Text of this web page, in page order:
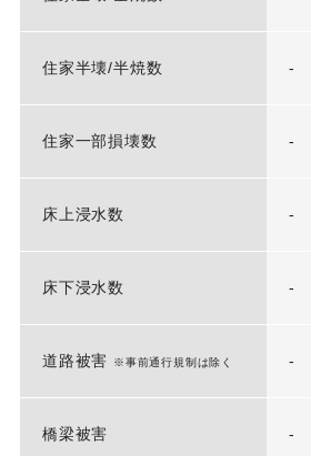
住家半壊/半焼数 -
住家一部損壊数 -
床上浸水数 -
床下浸水数 -
道路被害 ※事前通行規制は除く -
橋梁被害 -